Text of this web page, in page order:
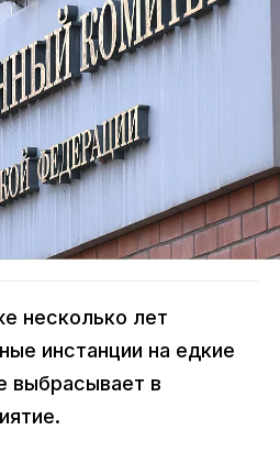
несколько лет
инстанции на едкие
выбрасывает в